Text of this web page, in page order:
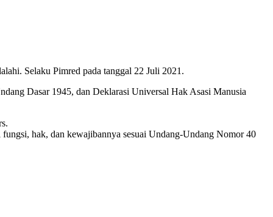
Selaku Pimred pada tanggal 22 Juli 2021.
Dasar 1945, dan Deklarasi Universal Hak Asasi Manusia
hak, dan kewajibannya sesuai Undang-Undang Nomor 40